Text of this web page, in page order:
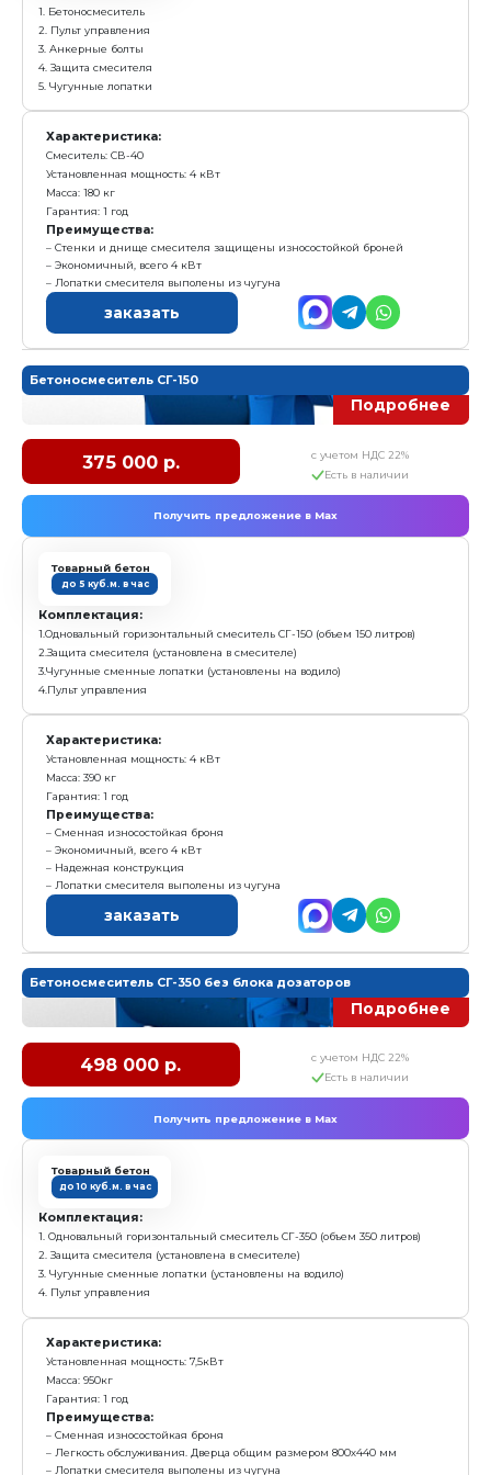
Товарный бетон
до 2 куб.м. в час
Комплектация:
1. Бетоносмеситель
2. Пульт управления
4. Защита смесителя
Характеристика:
Смеситель: СВ-40
Установленная мощность: 4 кВт
Масса: 180 кг
Гарантия: 1 год
Преимущества:
Стенки и днище смесителя защищены
Экономичный, всего 4 кВт
Лопатки смесителя выполены из чугуна
Бетоносмеситель СГ-150
375 000 р.
Получить предложение в
Товарный бетон
до 5 куб.м. в час
Комплектация:
1.Одновальный горизонтальный смеситель СГ-150
2.Защита смесителя (установлена в смесителе)
3.Чугунные сменные лопатки (установлены на
4.Пульт управления
Характеристика:
Установленная мощность: 4 кВт
Масса: 390 кг
Гарантия: 1 год
Преимущества:
Сменная износостойкая броня